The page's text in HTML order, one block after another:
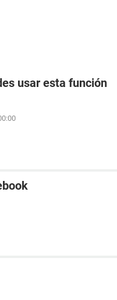
usar esta función